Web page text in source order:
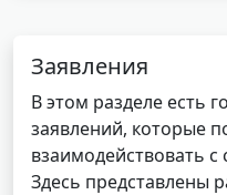
Заявления
В этом разделе есть
заявлений, которые
взаимодействовать
Здесь представлены